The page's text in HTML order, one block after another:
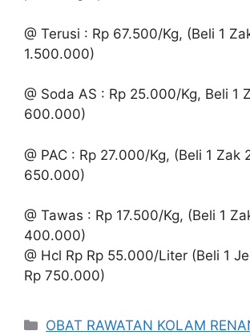
@ Terusi : Rp 67.500/Kg, (Beli 1
1.500.000)
@ Soda AS : Rp 25.000/Kg, Beli 1
600.000)
@ PAC : Rp 27.000/Kg, (Beli 1 Zak
650.000)
@ Tawas : Rp 17.500/Kg, (Beli 1
400.000)
@ Hcl Rp Rp 55.000/Liter (Beli 1
Rp 750.000)
Kategori
OBAT RAWATAN KOLAM